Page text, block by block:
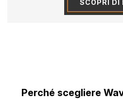
SCOPRI DI
Perché scegliere